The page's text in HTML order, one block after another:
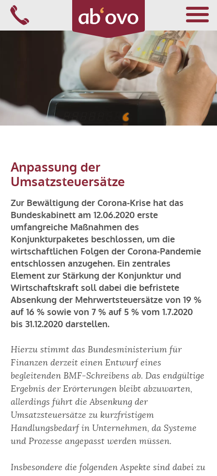
überspringen
FÜR ÄRZTE
FÜR ALLE
KARRIERE
KONTAKT
BLOG
Impressum
Anpassung der
Umsatzsteuersätze
Zur Bewältigung der Corona-Krise hat das
Bundeskabinett am 12.06.2020 erste
umfangreiche Maßnahmen des
Konjunkturpaketes beschlossen, um die
wirtschaftlichen Folgen der Corona-Pandemie
entschlossen anzugehen. Ein zentrales
Element zur Stärkung der Konjunktur und
Wirtschaftskraft soll dabei die befristete
Absenkung der Mehrwertsteuersätze von 19 %
auf 16 % sowie von 7 % auf 5 % vom 1.7.2020
bis 31.12.2020 darstellen.
Hierzu stimmt das Bundesministerium für
Finanzen derzeit einen Entwurf eines
begleitenden BMF-Schreibens ab. Das endgültige
Ergebnis der Erörterungen bleibt abzuwarten,
allerdings führt die Absenkung der
Umsatzsteuersätze zu kurzfristigem
Handlungsbedarf in Unternehmen, da Systeme
und Prozesse angepasst werden müssen.
Insbesondere die folgenden Aspekte sind dabei zu